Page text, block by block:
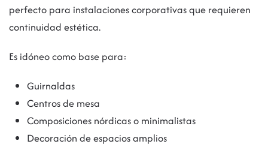
perfecto para instalaciones corporativas que requieren
continuidad estética.
Es idóneo como base para:
Guirnaldas
Centros de mesa
Composiciones nórdicas o minimalistas
Decoración de espacios amplios